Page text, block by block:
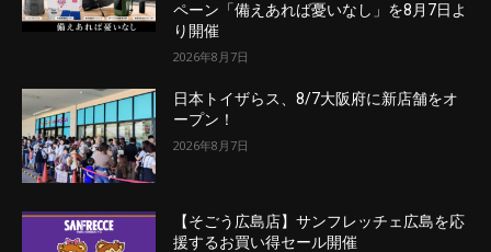
ペーン「備えあれば憂いなし」を8月7日よ
り開催
2026年8月7日
日本トイザらス、8/7大阪府に新店舗をオ
ープン！
2026年8月7日
【そごう広島店】サンフレッチェ広島を応
援するお買い得セール開催